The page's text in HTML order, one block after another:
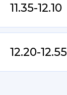
11.35-12.10
12.20-12.55